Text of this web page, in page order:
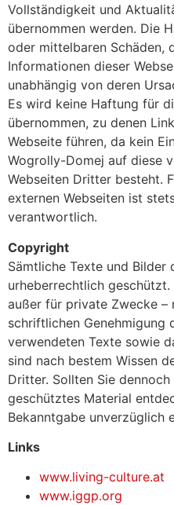
Vollständigkeit und
übernommen werden. Die
oder mittelbaren Schäden,
Informationen dieser
unabhängig von deren
Es wird keine Haftung für
übernommen, zu denen
Webseite führen, da kein
Wogrolly-Domej auf diese
Webseiten Dritter besteht.
externen Webseiten ist
verantwortlich.
Copyright
Sämtliche Texte und Bilder
urheberrechtlich
außer für private Zwecke –
schriftlichen Genehmigung
verwendeten Texte sowie
sind nach bestem Wissen
Dritter. Sollten Sie
geschütztes Material
Bekanntgabe unverzüglich
Links
www.living-culture.at
www.iggp.org